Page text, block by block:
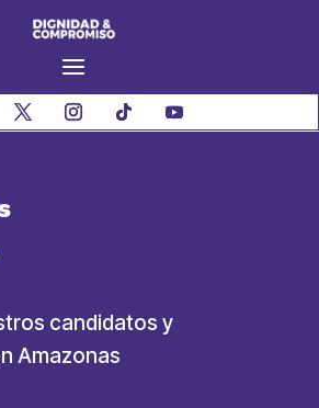
candidatos y
Amazonas